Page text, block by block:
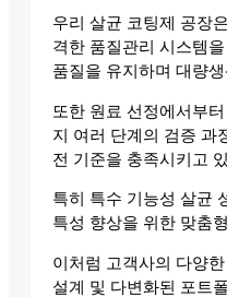
우리 살균 코팅제 공장
격한 품질관리 시스템
품질을 유지하며 대량
또한 원료 선정에서부
지 여러 단계의 검증 과
전 기준을 충족시키고
특히 특수 기능성 살균
특성 향상을 위한 맞춤
이처럼 고객사의 다양
설계 및 다변화된 포트